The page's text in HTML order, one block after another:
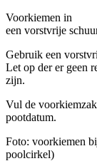
Voorkiemen in
een vorstvrije
Gebruik een
Let op der er geen
zijn.
Vul de
pootdatum.
Foto: voorkiemen
poolcirkel)